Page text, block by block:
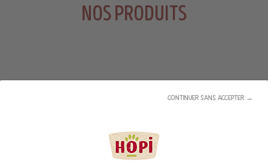
CONTINUER SANS ACCEPTER →
NOS PRODUITS